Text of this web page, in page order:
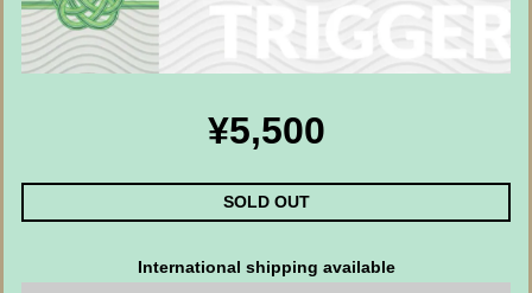
¥5,500
SOLD OUT
International shipping available